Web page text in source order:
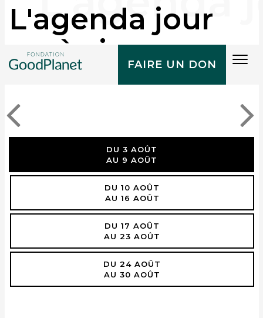
FAIRE UN DON
L'agenda jour
après jour
DU 3 AOÛT
AU 9 AOÛT
DU 10 AOÛT
AU 16 AOÛT
DU 17 AOÛT
AU 23 AOÛT
DU 24 AOÛT
AU 30 AOÛT